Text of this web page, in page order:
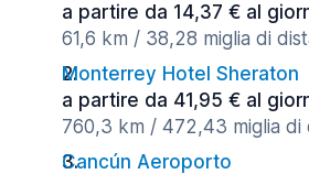
a partire da 14,37 € al
61,6 km / 38,28 miglia di
Monterrey Hotel Sheraton
a partire da 41,95 € al
760,3 km / 472,43 miglia di
Cancún Aeroporto